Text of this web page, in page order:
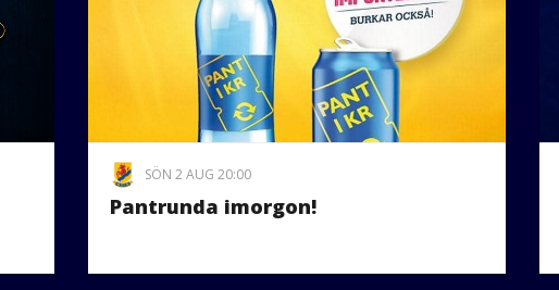
SÖN 2 AUG 20:00
Pantrunda imorgon!